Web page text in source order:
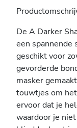
De A Darker
een spannende
geschikt voor
gevorderde
masker
touwtjes om
ervoor dat je
waardoor je